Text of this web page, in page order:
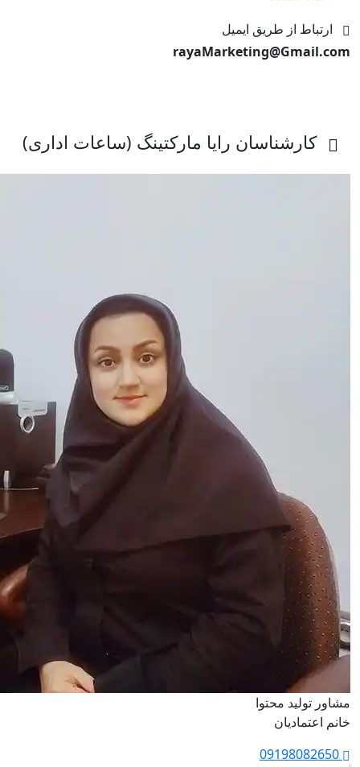
ارتباط از طریق ایمیل
rayaMarketing@Gmail.com
کارشناسان رایا مارکتینگ (ساعات اداری)
مشاور تولید محتوا
خانم اعتمادیان